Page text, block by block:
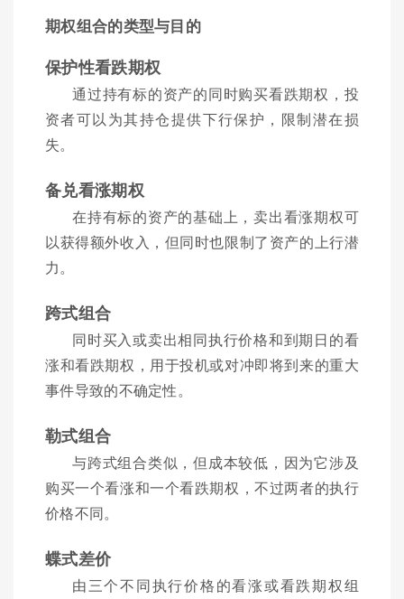
期权组合的类型与目的
保护性看跌期权
通过持有标的资产的同时购买看跌期权，投
资者可以为其持仓提供下行保护，限制潜在损
失。
备兑看涨期权
在持有标的资产的基础上，卖出看涨期权可
以获得额外收入，但同时也限制了资产的上行潜
力。
跨式组合
同时买入或卖出相同执行价格和到期日的看
涨和看跌期权，用于投机或对冲即将到来的重大
事件导致的不确定性。
勒式组合
与跨式组合类似，但成本较低，因为它涉及
购买一个看涨和一个看跌期权，不过两者的执行
价格不同。
蝶式差价
由三个不同执行价格的看涨或看跌期权组